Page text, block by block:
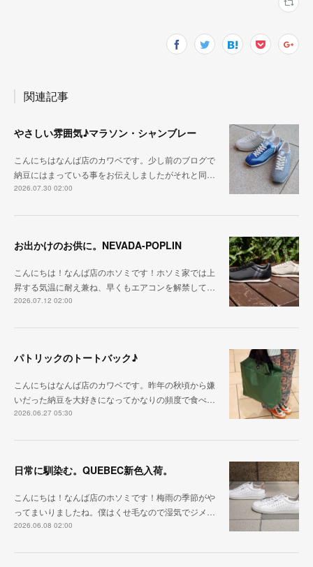
関連記事
やさしい雰囲気♪マラソン・シャンブレー
こんにちはなんば店のカワベです。少し前のブログで
納豆にはまっている事をお伝えしましたがそれと同…
2026.07.30 02:00
お出かけのお供に。NEVADA-POPLIN
こんにちは！なんば店のホソミです！ホソミ家では上
昇する気温に耐え兼ね、早くもエアコンを解禁して…
2026.07.12 02:00
パトリックのトートバック♪
こんにちはなんば店のカワベです。昨年の秋頃から嫌
いだった納豆を大好きになってかなりの頻度で食べ…
2026.06.27 05:30
日常に馴染む。QUEBEC新色入荷。
こんにちは！なんば店のホソミです！梅雨の季節がや
ってまいりましたね。僕はくせ毛なので湿気でジメ…
2026.06.08 02:00